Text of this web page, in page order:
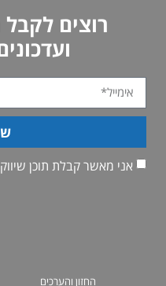
רוצים
אני מאשר קבלת תוכן
החזון והערכים